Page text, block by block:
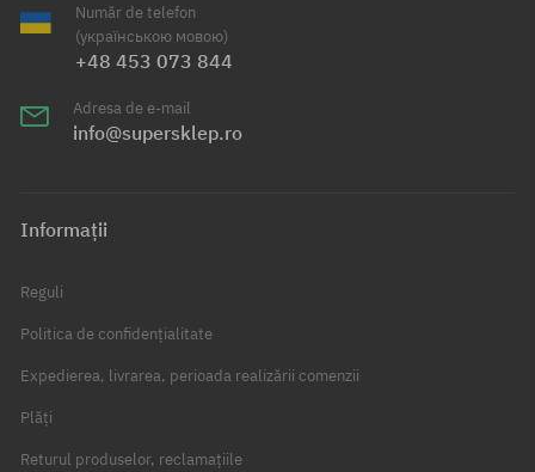
Număr de telefon
(українською мовою)
+48 453 073 844
Adresa de e-mail
info@supersklep.ro
Informații
Reguli
Politica de confidențialitate
Expedierea, livrarea, perioada realizării comenzii
Plăți
Returul produselor, reclamațiile